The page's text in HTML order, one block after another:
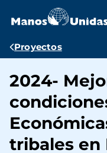
contenido
Ruta
navegación
Proyectos
2024-
tribales en